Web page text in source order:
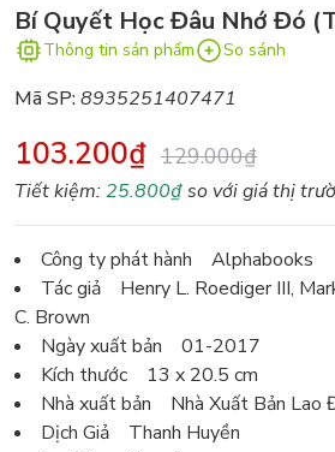
Bí Quyết Học Đâu Nhớ Đó
Thông tin sản phẩm So sánh
Mã SP:8935251407471
103.200₫ 129.000₫
Tiết kiệm: 25.800₫so với giá thị
Công ty phát hành Alphabooks
Tác giả Henry L. Roediger III,
C. Brown
Ngày xuất bản 01-2017
Kích thước 13 x 20.5 cm
Nhà xuất bản Nhà Xuất Bản Lao
Dịch Giả Thanh Huyền